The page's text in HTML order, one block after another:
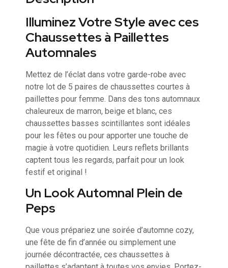
Illuminez Votre Style avec ces
Chaussettes à Paillettes
Automnales
Mettez de l’éclat dans votre garde-robe avec
notre lot de 5 paires de chaussettes courtes à
paillettes pour femme. Dans des tons automnaux
chaleureux de marron, beige et blanc, ces
chaussettes basses scintillantes sont idéales
pour les fêtes ou pour apporter une touche de
magie à votre quotidien. Leurs reflets brillants
captent tous les regards, parfait pour un look
festif et original !
Un Look Automnal Plein de
Peps
Que vous prépariez une soirée d’automne cozy,
une fête de fin d’année ou simplement une
journée décontractée, ces chaussettes à